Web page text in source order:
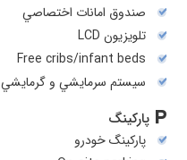
صندوق امانات اختصاصي
تلويزيون LCD
Free cribs/infant beds
سيستم سرمايشي و گرمايشي
پارکینگ
پارکینگ خودرو